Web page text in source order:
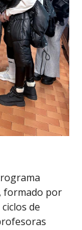
formado por
de